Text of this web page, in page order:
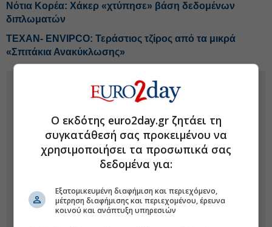
Νότια Κορέα: Χάκερ «χτύπησε» βάση δεδομένων
διπλωματών
ΤΕΧΑΝ- ENVIPCO: Τεράστιος τζίρος από τα μικρά
«Σπιτάκια Ανακύκλωσης»
Ο εκδότης euro2day.gr ζητάει τη
συγκατάθεσή σας προκειμένου να
χρησιμοποιήσει τα προσωπικά σας
δεδομένα για:
Εξατομικευμένη διαφήμιση και περιεχόμενο,
μέτρηση διαφήμισης και περιεχομένου, έρευνα
κοινού και ανάπτυξη υπηρεσιών